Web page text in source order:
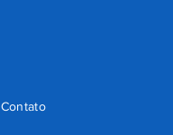
Contato